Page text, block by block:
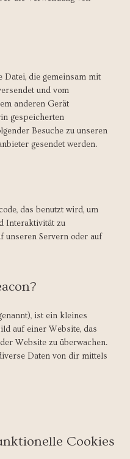
Datei, die gemeinsam mit
und vom
anderen Gerät
gespeicherten
Besuche zu unseren
gesendet werden.
das benutzt wird, um
Interaktivität zu
unseren Servern oder auf
ist ein kleines
auf einer Website, das
Website zu überwachen.
Daten von dir mittels
Cookies